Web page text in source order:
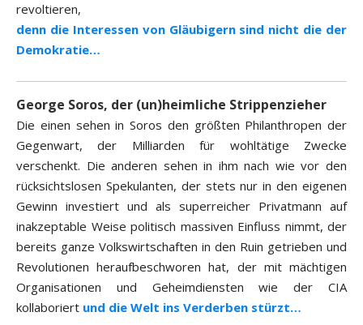
revoltieren,
denn die Interessen von Gläubigern sind nicht die der
Demokratie…
George Soros, der (un)heimliche Strippenzieher
Die einen sehen in Soros den größten Philanthropen der
Gegenwart, der Milliarden für wohltätige Zwecke
verschenkt. Die anderen sehen in ihm nach wie vor den
rücksichtslosen Spekulanten, der stets nur in den eigenen
Gewinn investiert und als superreicher Privatmann auf
inakzeptable Weise politisch massiven Einfluss nimmt, der
bereits ganze Volkswirtschaften in den Ruin getrieben und
Revolutionen heraufbeschworen hat, der mit mächtigen
Organisationen und Geheimdiensten wie der CIA
kollaboriert und die Welt ins Verderben stürzt…